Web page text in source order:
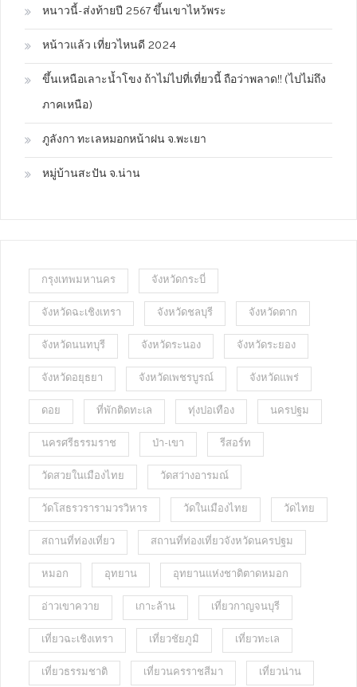
หนาวนี้-ส่งท้ายปี 2567 ขึ้นเขาไหว้พระ
หน้าวแล้ว เที่ยวไหนดี 2024
ขึ้นเหนือเลาะน้ำโขง ถ้าไม่ไปที่เที่ยวนี้ ถือว่าพลาด!! (ไปไม่ถึง
ภาคเหนือ)
ภูลังกา ทะเลหมอกหน้าฝน จ.พะเยา
หมู่บ้านสะปัน จ.น่าน
กรุงเทพมหานคร จังหวัดกระบี่
จังหวัดฉะเชิงเทรา จังหวัดชลบุรี จังหวัดตาก
จังหวัดนนทบุรี จังหวัดระนอง จังหวัดระยอง
จังหวัดอยุธยา จังหวัดเพชรบูรณ์ จังหวัดแพร่
ดอย ที่พักติดทะเล ทุ่งปอเทือง นครปฐม
นครศรีธรรมราช ป่า-เขา รีสอร์ท
วัดสวยในเมืองไทย วัดสว่างอารมณ์
วัดโสธรวรารามวรวิหาร วัดในเมืองไทย วัดไทย
สถานที่ท่องเที่ยว สถานที่ท่องเที่ยวจังหวัดนครปฐม
หมอก อุทยาน อุทยานแห่งชาติตาดหมอก
อ่าวเขาควาย เกาะล้าน เที่ยวกาญจนบุรี
เที่ยวฉะเชิงเทรา เที่ยวชัยภูมิ เที่ยวทะเล
เที่ยวธรรมชาติ เที่ยวนครราชสีมา เที่ยวน่าน